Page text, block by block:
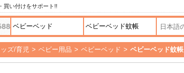
買い付けをサポート!!
ズ/育児 > ベビー用品 > ベビーベッド > ベビーベッド蚊帳